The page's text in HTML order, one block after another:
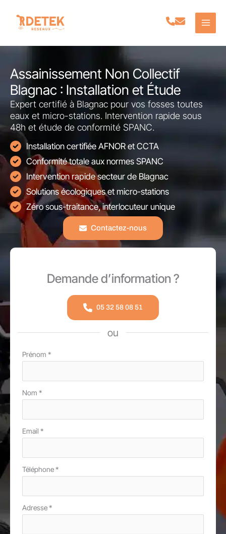
contenu
Assainissement Non Collectif
Blagnac : Installation et Étude
Expert certifié à Blagnac pour vos fosses toutes
eaux et micro-stations. Intervention rapide sous
48h et étude de conformité SPANC.
Installation certifiée AFNOR et CCTA
Conformité totale aux normes SPANC
Intervention rapide secteur de Blagnac
Solutions écologiques et micro-stations
Zéro sous-traitance, interlocuteur unique
Contactez-nous
Demande d’information ?
05 32 58 08 51
ou
Formulaire
avec
téléphone
Prénom *
Nom *
Email *
Téléphone*
Adresse*